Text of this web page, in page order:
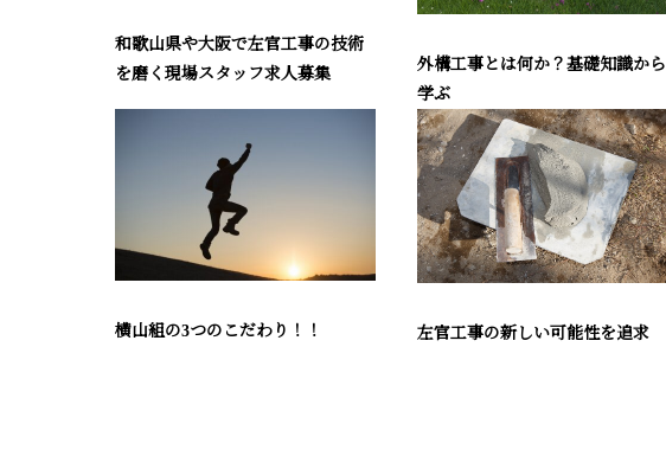
和歌山県や大阪で左官工事の技術
を磨く現場スタッフ求人募集
外構工事とは何か？基礎知識から
学ぶ
横山組の3つのこだわり！！ 左官工事の新しい可能性を追求